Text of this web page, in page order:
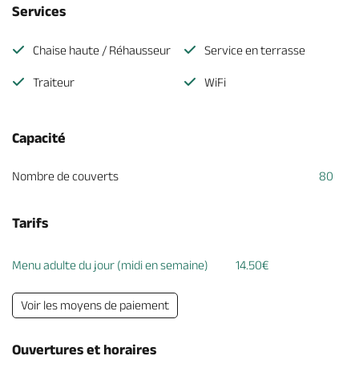
Services
Chaise haute / Réhausseur Service en terrasse
Traiteur WiFi
Capacité
Nombre de couverts 80
Tarifs
Menu adulte du jour (midi en semaine) 14.50€
Voir les moyens de paiement
Ouvertures et horaires